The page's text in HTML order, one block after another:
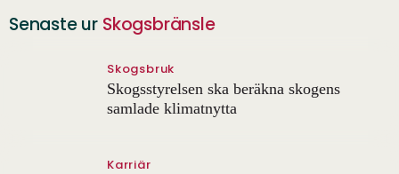
Senaste ur Skogsbränsle
Skogsbruk
Skogsstyrelsen ska beräkna skogens
samlade klimatnytta
Karriär